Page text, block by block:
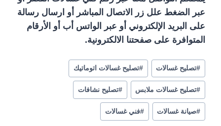
عبر الضغط علل زر الاتصال المباشر أو ارسال رسالة
على البريد الإلكتروني أو عبر الواتس أب أو الأرقام
المتوافرة على صفحتنا الالكترونية.
#تصليح غسالات #تصليح غسالات اتوماتيك
#تصليح غسالات ملابس #تصليح نشافات
#صيانة غسالات #فني غسالات